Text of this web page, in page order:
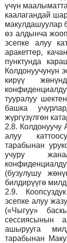
үчүн
каалагандай
макулдашуулар
өз алдынча
эсепке алуу
аракеттер,
пунктунда
Колдонуучунун
кирүү
тууралуу
башка
жүргүзүлгөн
2.8. Колдонуучу
алуу
тарабынан
учуру
(бузулушу
билдирүүгө
2.9.
эсепке алуу
(«Чыгуу»
сессиясынын
ашырууга
тарабынан